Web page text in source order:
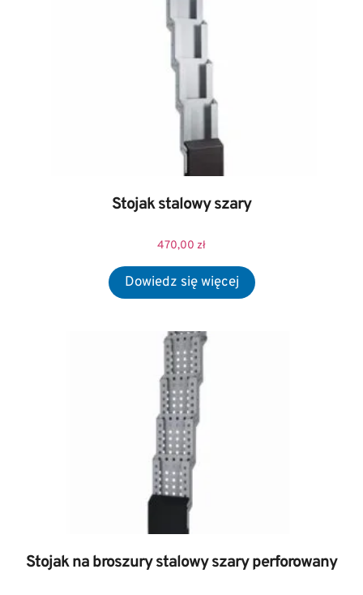
Stojak stalowy szary
470,00 zł
Stojak na broszury stalowy szary perforowany